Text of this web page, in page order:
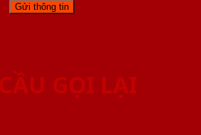
GỌI LẠI